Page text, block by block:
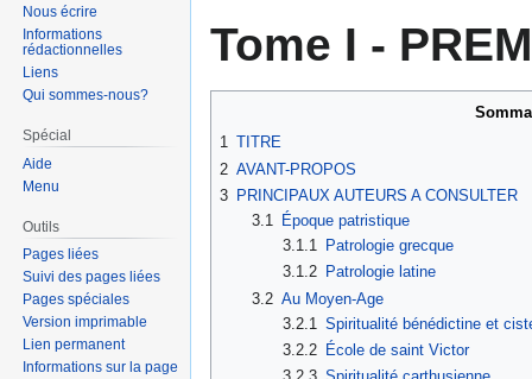
navigation
recherche
Tome I -
1 TITRE
2 AVANT-PROPOS
3 PRINCIPAUX AUTEURS A CONSULTER
3.1
Époque patristique
3.1.1 Patrologie grecque
3.1.2 Patrologie latine
3.2 Au Moyen-Age
3.2.1
Spiritualité bénédictine et
3.2.2 École de saint Victor
Nous écrire
Informations
rédactionnelles
Liens
Qui sommes-nous?
Spécial
Aide
Menu
Outils
Pages liées
Suivi des pages liées
Pages spéciales
Version imprimable
Lien permanent
Informations sur la page